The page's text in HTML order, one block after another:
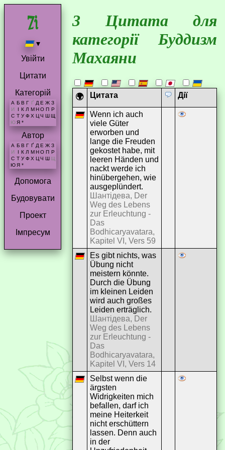
▾
Увійти
Цитати
Категорій
А Б В Г Ґ Д Е Ж З
И
І К Л М Н О П Р
С Т У Ф Х Ц Ч Ш Щ
Ю Я *
Автор
А Б В Г Ґ Д Е Ж З
И
К Л М Н О П Р
С Т У Ф Х Ц Ч Ш Щ
Ю Я *
Допомога
Будовувати
Проект
Імпресум
3 Цитата для
категорії Буддизм
Махаяни
🌍 Цитата Дії
Wenn ich auch
viele Güter
erworben und
lange die Freuden
gekostet habe, mit
leeren Händen und
nackt werde ich
hinübergehen, wie
ausgeplündert.
Шантідева, Der
Weg des Lebens
zur Erleuchtung -
Das
Bodhicaryavatara,
Kapitel VI, Vers 59
Es gibt nichts, was
Übung nicht
meistern könnte.
Durch die Übung
im kleinen Leiden
wird auch großes
Leiden erträglich.
Шантідева, Der
Weg des Lebens
zur Erleuchtung -
Das
Bodhicaryavatara,
Kapitel VI, Vers 14
Selbst wenn die
ärgsten
Widrigkeiten mich
befallen, darf ich
meine Heiterkeit
nicht erschüttern
lassen. Denn auch
in der